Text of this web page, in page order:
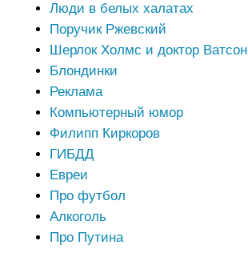
Люди в белых халатах
Поручик Ржевский
Шерлок Холмс и доктор Ватсон
Блондинки
Реклама
Компьютерный юмор
Филипп Киркоров
ГИБДД
Евреи
Про футбол
Алкоголь
Про Путина